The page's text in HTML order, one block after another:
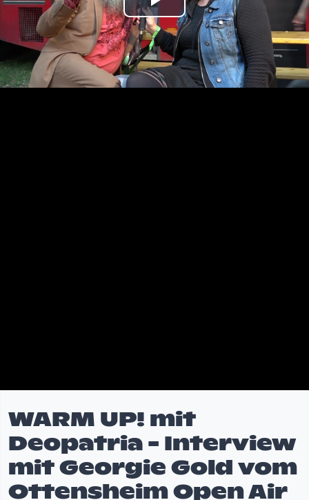
Play
Video
WARM UP! mit
Deopatria - Interview
mit Georgie Gold vom
Ottensheim Open Air